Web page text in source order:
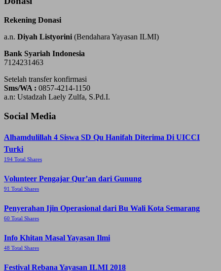
Rekening Donasi
a.n. Diyah Listyorini (Bendahara Yayasan ILMI)
Bank Syariah Indonesia
7124231463
Setelah transfer konfirmasi
Sms/WA : 0857-4214-1150
a.n: Ustadzah Laely Zulfa, S.Pd.I.
Social Media
Alhamdulillah 4 Siswa SD Qu Hanifah Diterima Di UICCI
Turki
194 Total Shares
Volunteer Pengajar Qur’an dari Gunung
91 Total Shares
Penyerahan Ijin Operasional dari Bu Wali Kota Semarang
60 Total Shares
Info Khitan Masal Yayasan Ilmi
48 Total Shares
Festival Rebana Yayasan ILMI 2018